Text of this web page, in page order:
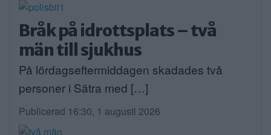
Bråk på idrottsplats – två
män till sjukhus
På lördagseftermiddagen skadades två
personer i Sätra med […]
Publicerad 16:30, 1 augusti 2026